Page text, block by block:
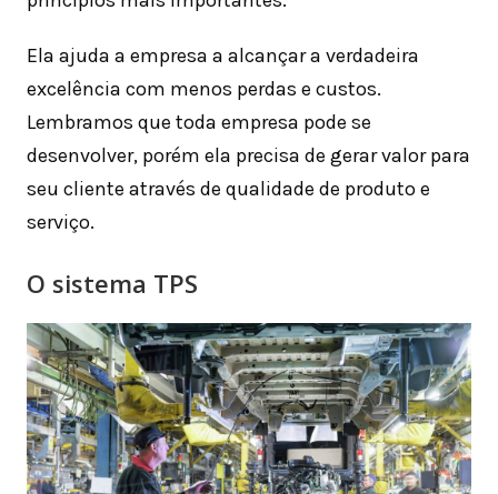
Ela ajuda a empresa a alcançar a verdadeira
excelência com menos perdas e custos.
Lembramos que toda empresa pode se
desenvolver, porém ela precisa de gerar valor para
seu cliente através de qualidade de produto e
serviço.
O sistema TPS